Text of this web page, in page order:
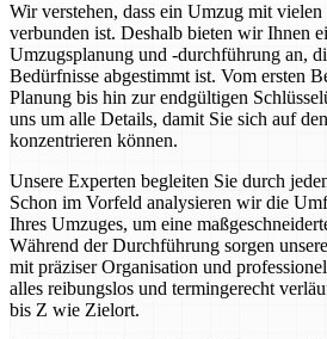
Wir verstehen, dass ein Umzug mit
verbunden ist. Deshalb bieten wir Ihnen
Umzugsplanung und -durchführung an,
Bedürfnisse abgestimmt ist. Vom ersten
Planung bis hin zur endgültigen
uns um alle Details, damit Sie sich auf
konzentrieren können.
Unsere Experten begleiten Sie durch
Schon im Vorfeld analysieren wir die
Ihres Umzuges, um eine
Während der Durchführung sorgen
mit präziser Organisation und
alles reibungslos und termingerecht
bis Z wie Zielort.